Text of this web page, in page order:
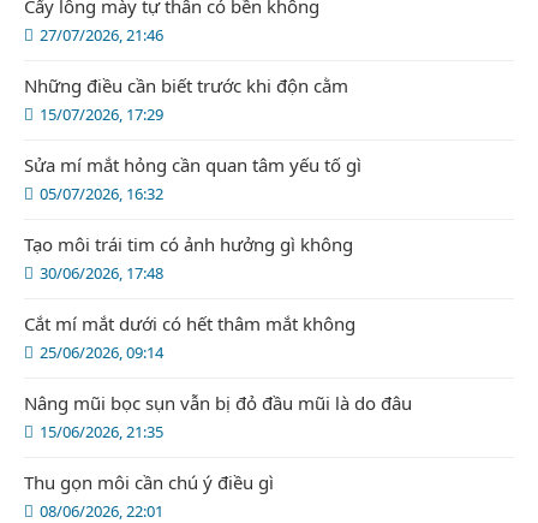
27/07/2026, 21:46
Cấy lông mày tự thân có bền không
15/07/2026, 17:29
Những điều cần biết trước khi độn cằm
05/07/2026, 16:32
Sửa mí mắt hỏng cần quan tâm yếu tố gì
30/06/2026, 17:48
Tạo môi trái tim có ảnh hưởng gì không
25/06/2026, 09:14
Cắt mí mắt dưới có hết thâm mắt không
15/06/2026, 21:35
Nâng mũi bọc sụn vẫn bị đỏ đầu mũi là do đâu
08/06/2026, 22:01
Thu gọn môi cần chú ý điều gì